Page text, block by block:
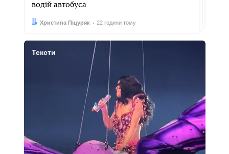
водій автобуса
Автор:
Христина Піцуряк
Дата: 22 години тому
Тексти